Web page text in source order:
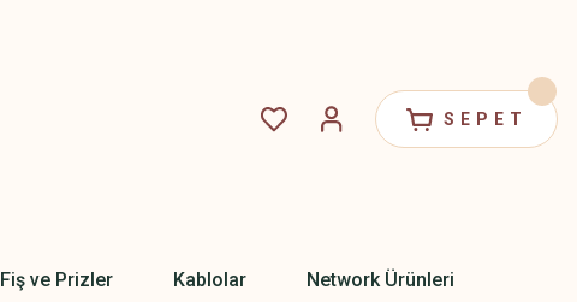
SEPET
Fiş ve Prizler Kablolar Network Ürünleri